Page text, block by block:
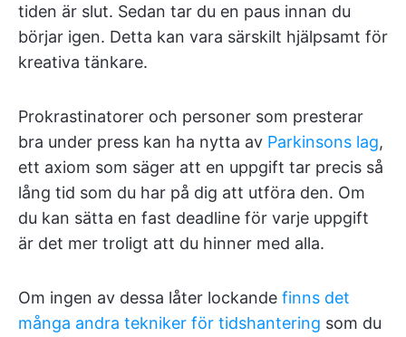
tiden är slut. Sedan tar du en paus innan du
börjar igen. Detta kan vara särskilt hjälpsamt för
kreativa tänkare.
Prokrastinatorer och personer som presterar
bra under press kan ha nytta av Parkinsons lag,
ett axiom som säger att en uppgift tar precis så
lång tid som du har på dig att utföra den. Om
du kan sätta en fast deadline för varje uppgift
är det mer troligt att du hinner med alla.
Om ingen av dessa låter lockande finns det
många andra tekniker för tidshantering som du